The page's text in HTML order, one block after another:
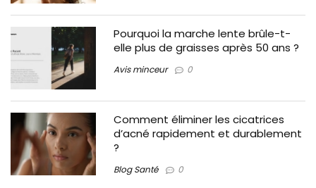
Pourquoi la marche lente brûle-t-
elle plus de graisses après 50 ans ?
Avis minceur 0
Comment éliminer les cicatrices
d’acné rapidement et durablement
?
Blog Santé 0